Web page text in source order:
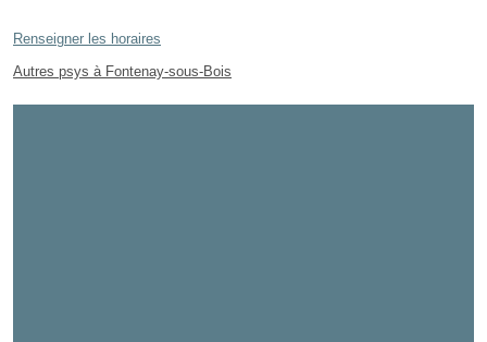
Renseigner les horaires
Autres psys à Fontenay-sous-Bois